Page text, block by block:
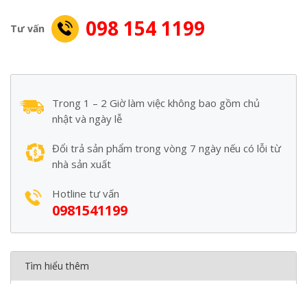
Tư vấn 098 154 1199
Trong 1 – 2 Giờ làm việc không bao gồm chủ
nhật và ngày lễ
Đổi trả sản phẩm trong vòng 7 ngày nếu có lỗi từ
nhà sản xuất
Hotline tư vấn
0981541199
Tìm hiểu thêm